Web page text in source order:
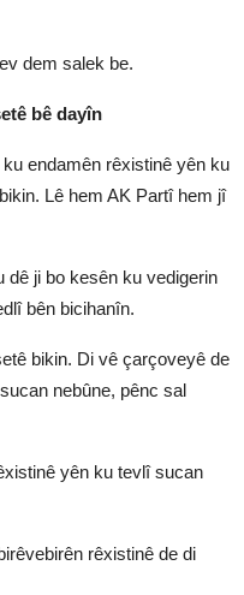
dem salek be.
bê dayîn
endamên rêxistinê yên ku
Lê hem AK Partî hem jî
dê ji bo kesên ku vedigerin
bên bicihanîn.
bikin. Di vê çarçoveyê de
nebûne, pênc sal
yên ku tevlî sucan
rêxistinê de di